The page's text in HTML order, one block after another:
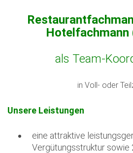
als Team-
in Voll- oder
Unsere Leistungen
eine attraktive
Vergütungsstruktur sowie